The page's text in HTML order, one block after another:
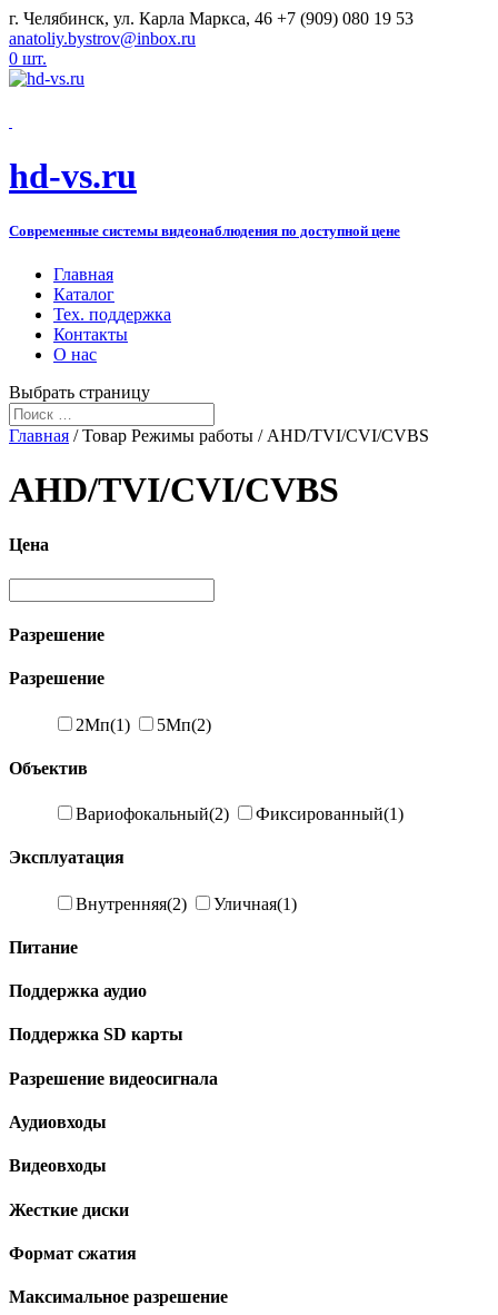
г. Челябинск, ул. Карла Маркса, 46 +7 (909) 080 19 53
anatoliy.bystrov@inbox.ru
0 шт.
hd-vs.ru
Современные системы видеонаблюдения по доступной цене
Главная
Каталог
Тех. поддержка
Контакты
О нас
Выбрать страницу
Главная / Товар Режимы работы / AHD/TVI/CVI/CVBS
AHD/TVI/CVI/CVBS
Цена
Разрешение
Разрешение
2Мп(1) 5Мп(2)
Объектив
Вариофокальный(2) Фиксированный(1)
Эксплуатация
Внутренняя(2) Уличная(1)
Питание
Поддержка аудио
Поддержка SD карты
Разрешение видеосигнала
Аудиовходы
Видеовходы
Жесткие диски
Формат сжатия
Максимальное разрешение